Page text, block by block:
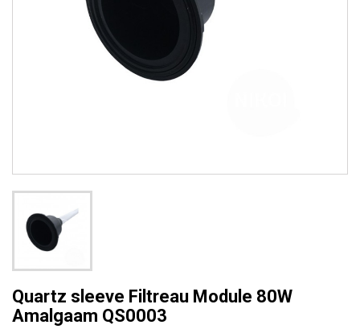
Quartz sleeve Filtreau Module 80W
Amalgaam QS0003